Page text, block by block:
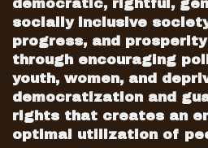
२ बर्षको लागि मात्र छ
आईसक्यो भनेर डाक्टरले
जन्ताको भनेपछि आफ्नो
लाग्नुहुन्थ्यो । तपाईहरु
यस्ता व्यक्तिहरु छन् त, पक्कै
आज पार्टीमा यस्तो विद्रोह ,
democratic, rightful,
socially inclusive
progress, and
through encouraging
youth, women, and
democratization and
rights that creates an
optimal utilization of